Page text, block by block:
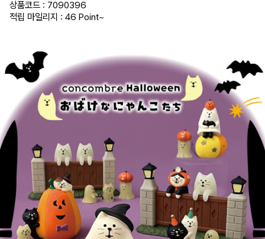
상품코드 : 7090396
적립 마일리지 : 46 Point~